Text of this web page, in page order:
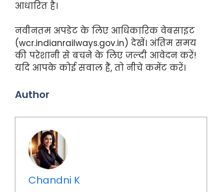
आधारित है।
नवीनतम अपडेट के लिए आधिकारिक वेबसाइट
(wcr.indianrailways.gov.in) देखें। अंतिम समय
की परेशानी से बचने के लिए जल्दी आवेदन करें!
यदि आपके कोई सवाल हैं, तो नीचे कमेंट करें।
Author
Chandni K